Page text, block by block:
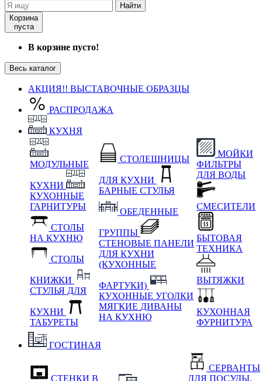
Найти
Корзина
пуста
В корзине пусто!
Весь каталог
АКЦИЯ!! ВЫСТАВОЧНЫЕ ОБРАЗЦЫ
РАСПРОДАЖА
КУХНЯ
МОДУЛЬНЫЕ
КУХНИ
КУХОННЫЕ
ГАРНИТУРЫ
СТОЛЫ
НА КУХНЮ
СТОЛЫ
КНИЖКИ
СТУЛЬЯ ДЛЯ
КУХНИ
ТАБУРЕТЫ
СТОЛЕШНИЦЫ
ДЛЯ КУХНИ
БАРНЫЕ СТУЛЬЯ
ОБЕДЕННЫЕ
ГРУППЫ
СТЕНОВЫЕ ПАНЕЛИ
ДЛЯ КУХНИ
(КУХОННЫЕ
ФАРТУКИ)
КУХОННЫЕ УГОЛКИ
МЯГКИЕ ДИВАНЫ
НА КУХНЮ
МОЙКИ
ФИЛЬТРЫ
ДЛЯ ВОДЫ
СМЕСИТЕЛИ
БЫТОВАЯ
ТЕХНИКА
ВЫТЯЖКИ
КУХОННАЯ
ФУРНИТУРА
ГОСТИНАЯ
СТЕНКИ В
СЕРВАНТЫ
ДЛЯ ПОСУДЫ,